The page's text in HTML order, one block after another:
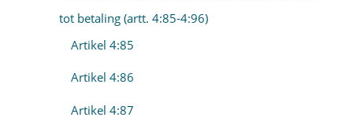
tot betaling (artt. 4:85-4:96)
Artikel 4:85
Artikel 4:86
Artikel 4:87